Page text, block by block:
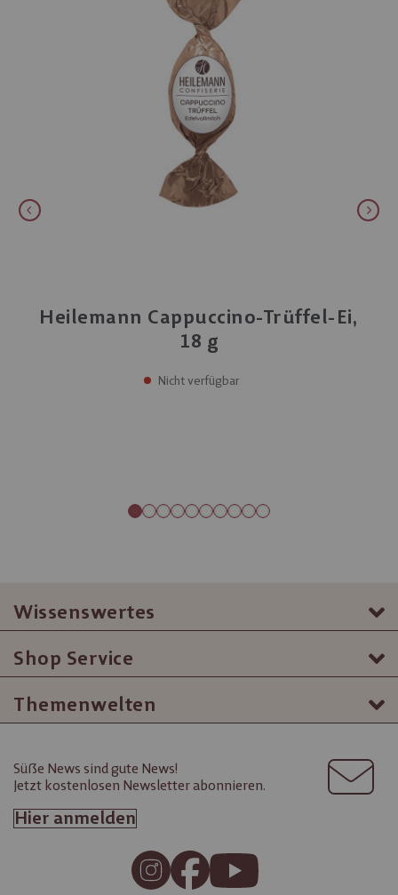
Heilemann Cappuccino-Trüffel-Ei,
18 g
Nicht verfügbar
Wissenswertes
Shop Service
Themenwelten
Süße News sind gute News!
Jetzt kostenlosen Newsletter abonnieren.
Hier anmelden